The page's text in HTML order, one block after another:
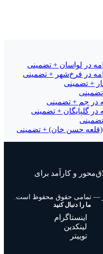
در لواسان + تضمینی
در فرخ‌شهر + تضمینی
+ تضمینی
تضمینی
در جم + تضمینی
در گلپایگان + تضمینی
تضمینی
حسن خان) + تضمینی
و کارآمد برای
ما را دنبال کنید
اینستاگرام
لینکدین
توییتر